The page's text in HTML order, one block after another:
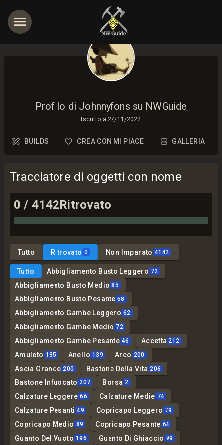
Profilo di Johnnyfons su NWGuide
Iscritto a 27/11/2022
BUILDS CREA CON MI PIACE GALLERIA
Tracciatore di oggetti con nome
0 / 4142Ritrovato
Tutto Ritrovato 0 Non Imparato 4142
Tutto Abbigliamento Busto Leggero 72
Abbigliamento Busto Medio 85
Abbigliamento Busto Pesante 68
Abbigliamento Gambe Leggero 62
Abbigliamento Gambe Medio 72
Abbigliamento Gambe Pesante 46 Accetta 212
Amuleto 135 Anello 139 Arco 200
Ascia Grande 200 Bastone Della Vita 206
Bastone Infuocato 207 Borsa 2
Calzature Leggere 66 Calzature Medie 74
Calzature Pesanti 49 Copricapo Leggero 79
Copricapo Medio 89 Copricapo Pesante 64
Guanto Del Vuoto 196 Guanto Di Ghiaccio 99